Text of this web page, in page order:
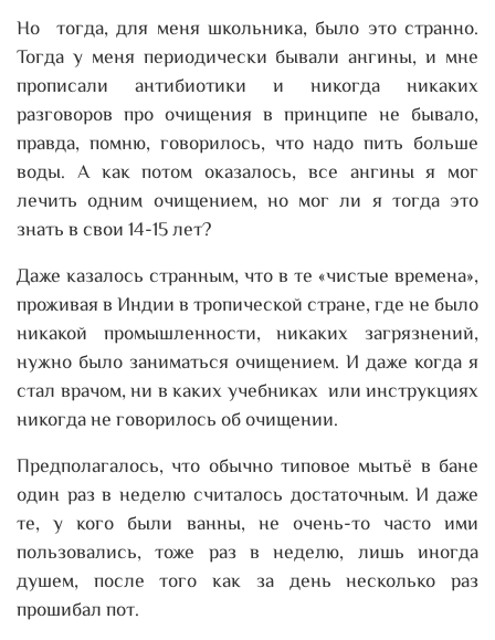
Но тогда, для меня школьника, было это странно.
Тогда у меня периодически бывали ангины, и мне
прописали антибиотики и никогда никаких
разговоров про очищения в принципе не бывало,
правда, помню, говорилось, что надо пить больше
воды. А как потом оказалось, все ангины я мог
лечить одним очищением, но мог ли я тогда это
знать в свои 14-15 лет?
Даже казалось странным, что в те «чистые времена»,
проживая в Индии в тропической стране, где не было
никакой промышленности, никаких загрязнений,
нужно было заниматься очищением. И даже когда я
стал врачом, ни в каких учебниках или инструкциях
никогда не говорилось об очищении.
Предполагалось, что обычно типовое мытьё в бане
один раз в неделю считалось достаточным. И даже
те, у кого были ванны, не очень-то часто ими
пользовались, тоже раз в неделю, лишь иногда
душем, после того как за день несколько раз
прошибал пот.